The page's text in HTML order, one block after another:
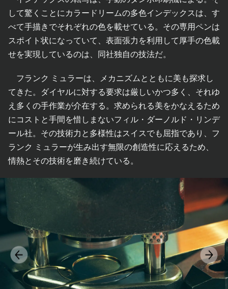
して驚くことにカラードリームの多色インデックスは、す
べて手描きでそれぞれの色を載せている。その専用ペンは
スポイト状になっていて、表面張力を利用して厚手の色載
せを実現しているのは、同社独自の技法だ。
フランク ミュラーは、メカニズムとともに美も探求し
てきた。ダイヤルに対する要求は厳しいかつ多く、それゆ
え多くの手作業が介在する。求められる美をかなえるため
にコストと手間を惜しまないフィル・ダーノルド・リンデ
ール社。その技術力と多様性はスイスでも屈指であり、フ
ランク ミュラーが生み出す無限の創造性に応えるため、
情熱とその技術を磨き続けている。